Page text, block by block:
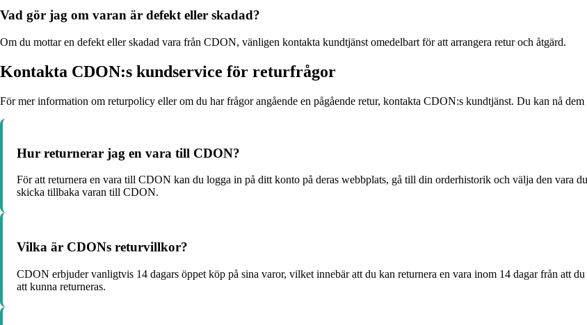
Vad gör jag om varan är defekt eller skadad?
Om du mottar en defekt eller skadad vara från CDON, vänligen kontakta kundtjänst omedelbart för att arrangera retur och åtgärd.
Kontakta CDON:s kundservice för returfrågor
För mer information om returpolicy eller om du har frågor angående en pågående retur, kontakta CDON:s kundtjänst. Du kan nå
Hur returnerar jag en vara till CDON?
För att returnera en vara till CDON kan du logga in på ditt konto på deras webbplats, gå till din orderhistorik och välja den vara
skicka tillbaka varan till CDON.
Vilka är CDONs returvillkor?
CDON erbjuder vanligtvis 14 dagars öppet köp på sina varor, vilket innebär att du kan returnera en vara inom 14 dagar från att
att kunna returneras.